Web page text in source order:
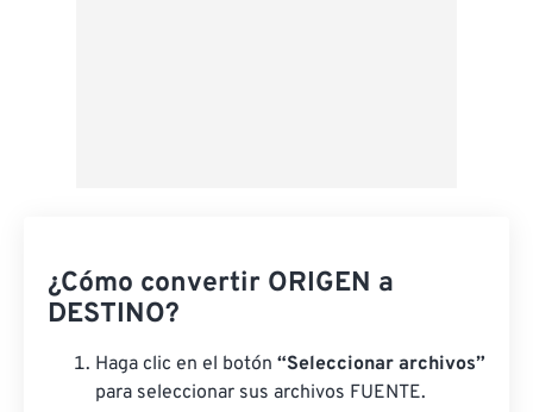
¿Cómo convertir ORIGEN a
DESTINO?
Haga clic en el botón “Seleccionar archivos”
para seleccionar sus archivos FUENTE.